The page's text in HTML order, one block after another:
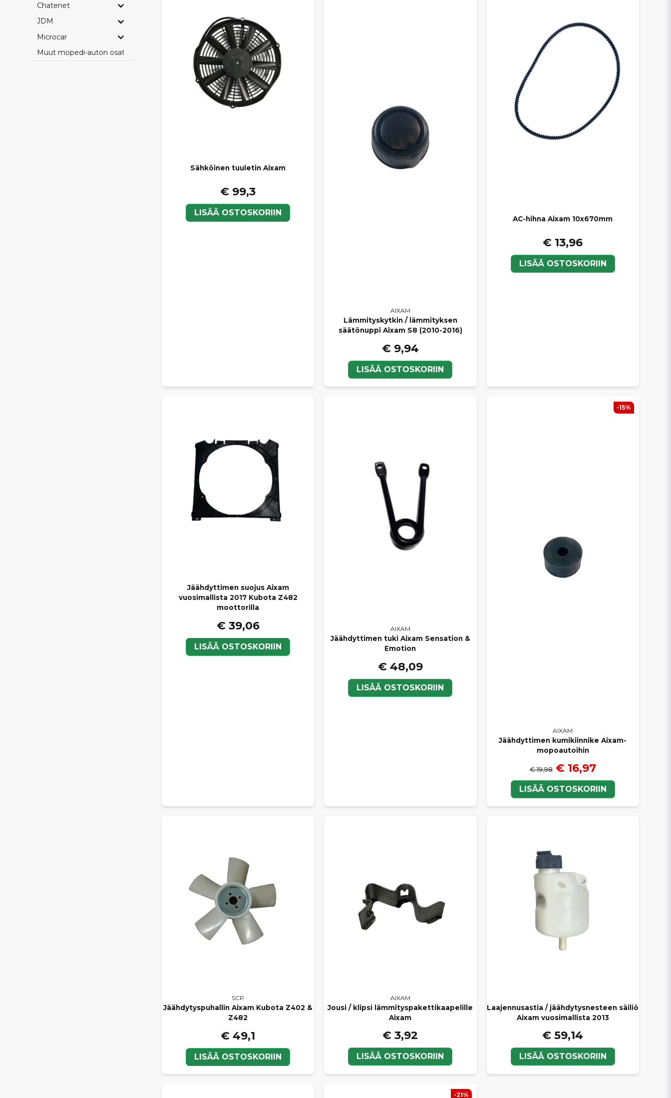
Chatenet
JDM
Microcar
Muut mopedi-auton osat
Sähköinen tuuletin Aixam
€ 99,3
LISÄÄ OSTOSKORIIN
AIXAM
Lämmityskytkin / lämmityksen
säätönuppi Aixam S8 (2010-2016)
€ 9,94
LISÄÄ OSTOSKORIIN
AC-hihna Aixam 10x670mm
€ 13,96
LISÄÄ OSTOSKORIIN
Jäähdyttimen suojus Aixam
vuosimallista 2017 Kubota Z482
moottorilla
€ 39,06
LISÄÄ OSTOSKORIIN
AIXAM
Jäähdyttimen tuki Aixam Sensation &
Emotion
€ 48,09
LISÄÄ OSTOSKORIIN
AIXAM
Jäähdyttimen kumikiinnike Aixam-
mopoautoihin
€ 19,98 € 16,97
LISÄÄ OSTOSKORIIN
-15%
SCP
Jäähdytyspuhallin Aixam Kubota Z402 &
Z482
€ 49,1
LISÄÄ OSTOSKORIIN
AIXAM
Jousi / klipsi lämmityspakettikaapelille
Aixam
€ 3,92
LISÄÄ OSTOSKORIIN
Laajennusastia / jäähdytysnesteen säiliö
Aixam vuosimallista 2013
€ 59,14
LISÄÄ OSTOSKORIIN
-21%